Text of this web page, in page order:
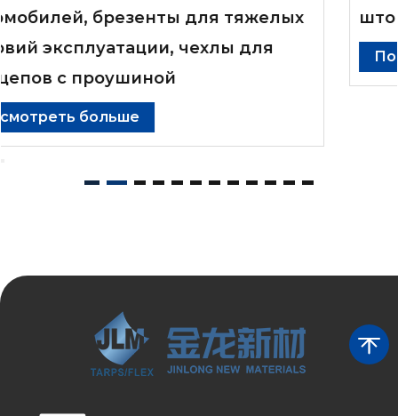
шторки грузовика с ПВХ-покрытием
Посмотреть больше